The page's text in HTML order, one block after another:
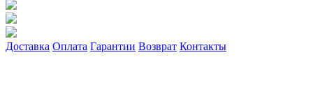
Доставка Оплата Гарантии Возврат Контакты